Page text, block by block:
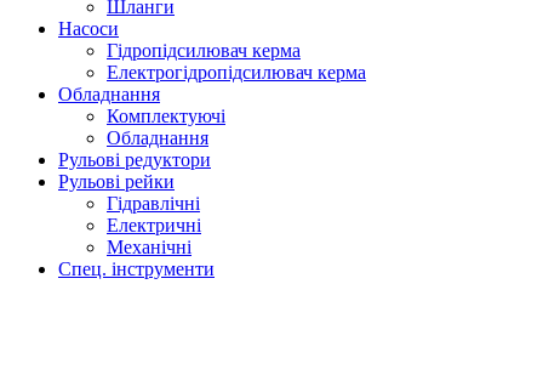
Шланги
Насоси
Гідропідсилювач керма
Електрогідропідсилювач керма
Обладнання
Комплектуючі
Обладнання
Рульові редуктори
Рульові рейки
Гідравлічні
Електричні
Механічні
Спец. інструменти